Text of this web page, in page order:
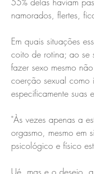
namorados, flertes,
Em quais situações
coito de rotina; ao se
fazer sexo mesmo
coerção sexual como
especificamente suas
"Às vezes apenas a
orgasmo, mesmo em
psicológico e físico
Ué, mas e o desejo,